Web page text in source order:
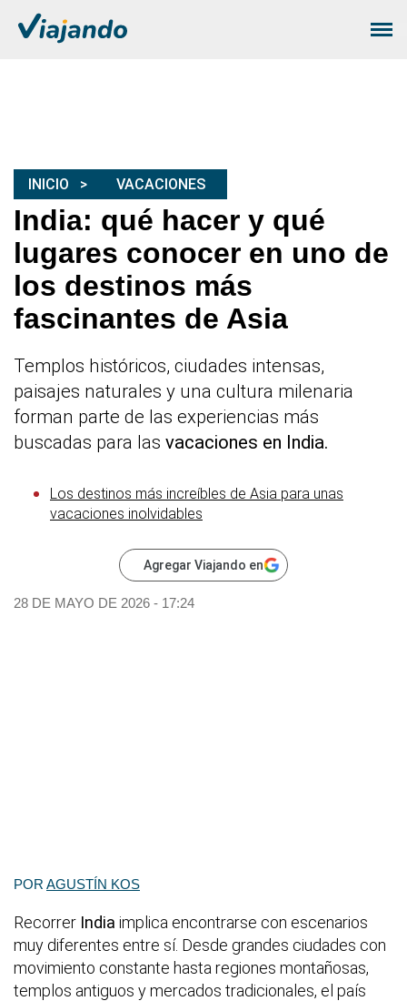
INICIO VACACIONES
India: qué hacer y qué
lugares conocer en uno de
los destinos más
fascinantes de Asia
Templos históricos, ciudades intensas,
paisajes naturales y una cultura milenaria
forman parte de las experiencias más
buscadas para las vacaciones en India.
Los destinos más increíbles de Asia para unas
vacaciones inolvidables
Agregar Viajando en
28 DE MAYO DE 2026 - 17:24
POR AGUSTÍN KOS
Recorrer India implica encontrarse con escenarios
muy diferentes entre sí. Desde grandes ciudades con
movimiento constante hasta regiones montañosas,
templos antiguos y mercados tradicionales, el país